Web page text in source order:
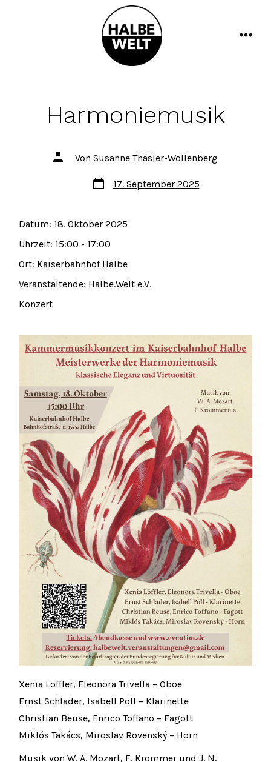
Harmoniemusik
Autor
des
Von Susanne Thäsler-Wollenberg
Datum
des
17. September 2025
Datum: 18. Oktober 2025
Uhrzeit: 15:00 - 17:00
Ort: Kaiserbahnhof Halbe
Veranstaltende: Halbe.Welt e.V.
Konzert
Xenia Löffler, Eleonora Trivella – Oboe
Ernst Schlader, Isabell Pöll – Klarinette
Christian Beuse, Enrico Toffano – Fagott
Miklós Takács, Miroslav Rovenský – Horn
Musik von W. A. Mozart, F. Krommer und J. N.